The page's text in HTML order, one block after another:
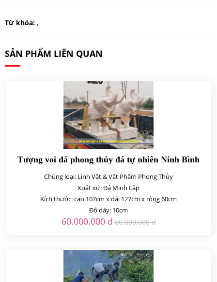
Từ khóa: ,
SẢN PHẨM LIÊN QUAN
Tượng voi đá phong thủy đá tự nhiên Ninh Bình
Chủng loại: Linh Vật & Vật Phẩm Phong Thủy
Xuất xứ: Đá Minh Lập
Kích thước: cao 107cm x dài 127cm x rộng 60cm
Độ dày: 10cm
60.000.000 đ 60.000.000 đ